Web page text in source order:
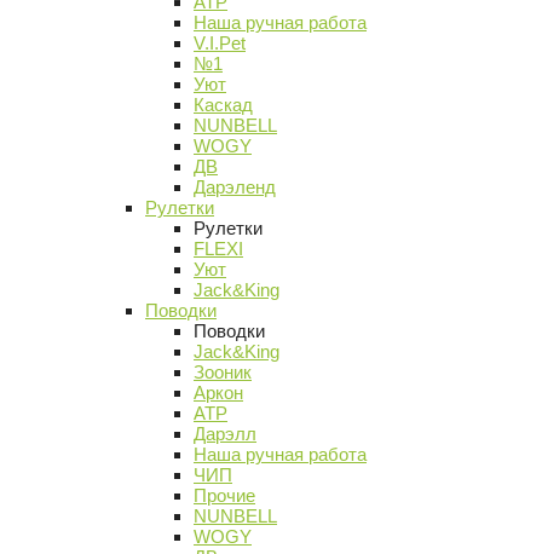
Наша ручная работа
V.I.Pet
№1
Уют
Каскад
NUNBELL
WOGY
ДВ
Дарэленд
Рулетки
Рулетки
FLEXI
Уют
Jack&King
Поводки
Поводки
Jack&King
Зооник
Аркон
АТР
Дарэлл
Наша ручная работа
ЧИП
Прочие
NUNBELL
WOGY